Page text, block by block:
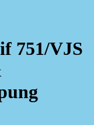
751/VJS